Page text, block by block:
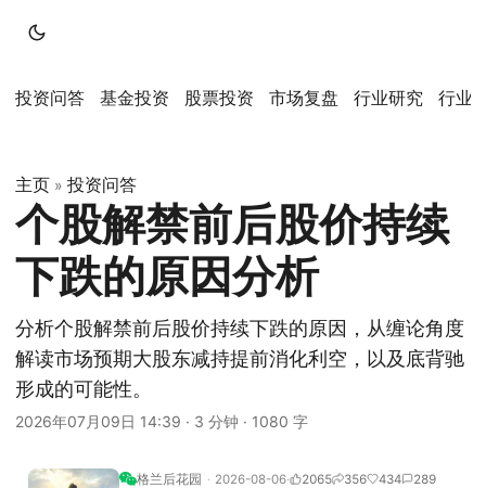
投资问答 基金投资 股票投资 市场复盘 行业研究 行业
主页 » 投资问答
个股解禁前后股价持续
下跌的原因分析
分析个股解禁前后股价持续下跌的原因，从缠论角度
解读市场预期大股东减持提前消化利空，以及底背驰
形成的可能性。
2026年07月09日 14:39 · 3 分钟 · 1080 字
格兰后花园 2026-08-06 2065 356 434 289